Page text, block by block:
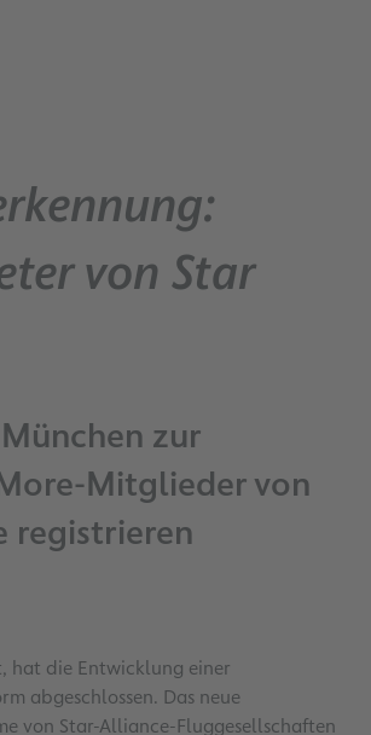
von Star
zur
Mitglieder von
registrieren
hat die Entwicklung einer
abgeschlossen. Das neue
von Star-Alliance-Fluggesellschaften